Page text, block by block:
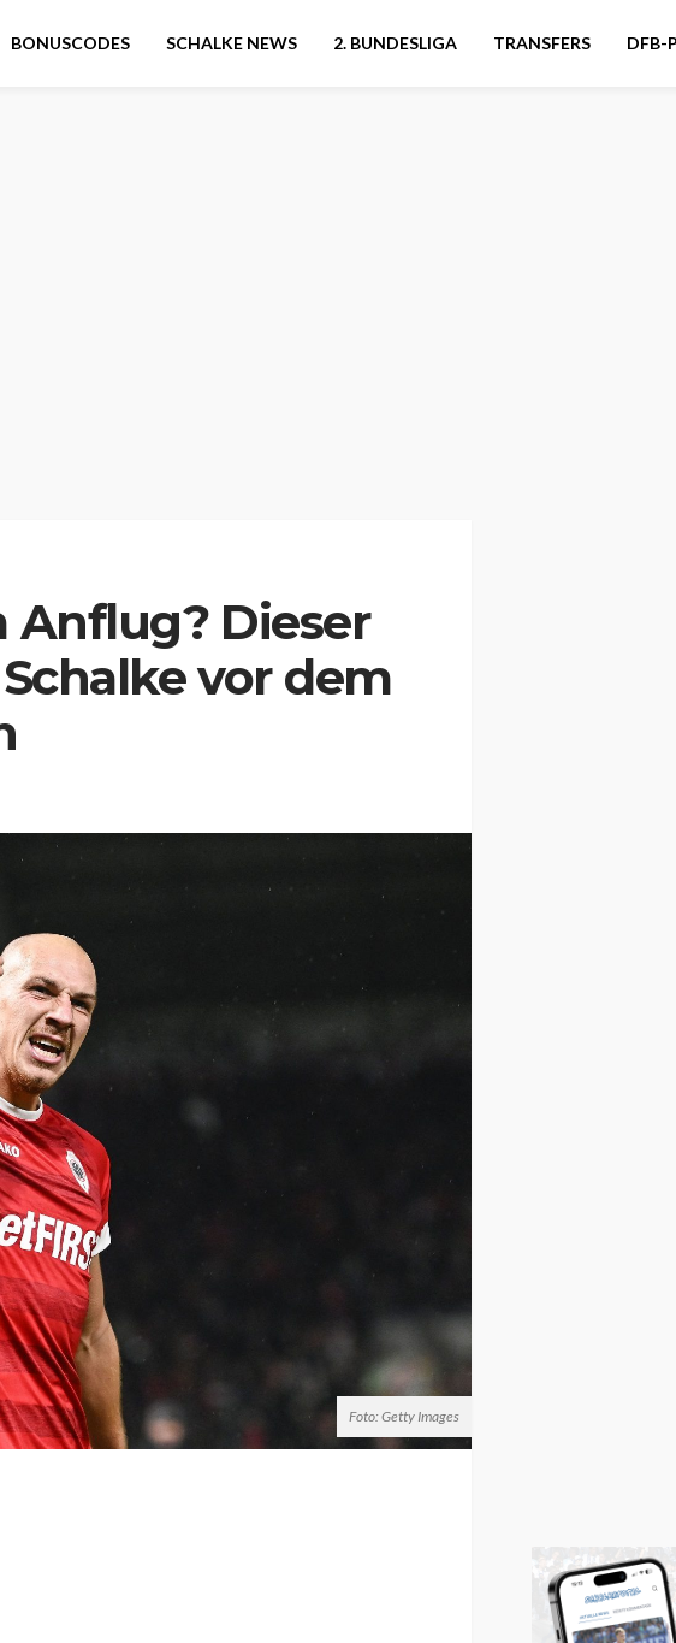
BONUSCODES SCHALKE NEWS 2. BUNDESLIGA TRANSFERS DFB-
Anflug? Dieser
vor dem
Foto: Getty Images